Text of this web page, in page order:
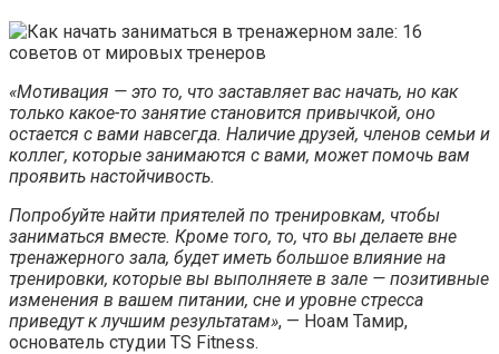
«Мотивация — это то, что заставляет вас начать, но как
только какое-то занятие становится привычкой, оно
остается с вами навсегда. Наличие друзей, членов семьи и
коллег, которые занимаются с вами, может помочь вам
проявить настойчивость.
Попробуйте найти приятелей по тренировкам, чтобы
заниматься вместе. Кроме того, то, что вы делаете вне
тренажерного зала, будет иметь большое влияние на
тренировки, которые вы выполняете в зале — позитивные
изменения в вашем питании, сне и уровне стресса
приведут к лучшим результатам», — Ноам Тамир,
основатель студии TS Fitness.